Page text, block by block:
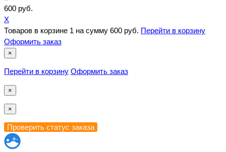
600 руб.
X
Товаров в корзине 1 на сумму 600 руб. Перейти в корзину
Оформить заказ
×
Перейти в корзину Оформить заказ
×
×